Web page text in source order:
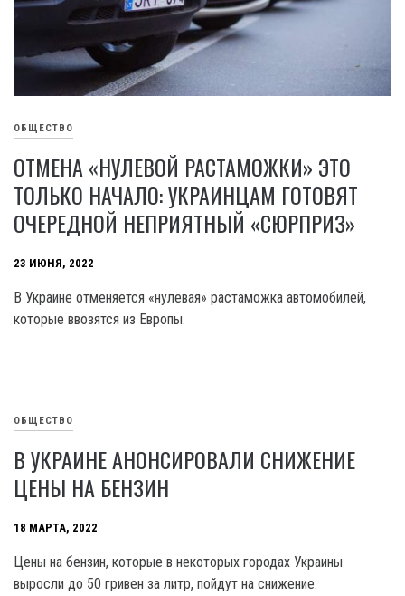
ОБЩЕСТВО
ОТМЕНА «НУЛЕВОЙ РАСТАМОЖКИ» ЭТО
ТОЛЬКО НАЧАЛО: УКРАИНЦАМ ГОТОВЯТ
ОЧЕРЕДНОЙ НЕПРИЯТНЫЙ «СЮРПРИЗ»
23 ИЮНЯ, 2022
В Украине отменяется «нулевая» растаможка автомобилей,
которые ввозятся из Европы.
ОБЩЕСТВО
В УКРАИНЕ АНОНСИРОВАЛИ СНИЖЕНИЕ
ЦЕНЫ НА БЕНЗИН
18 МАРТА, 2022
Цены на бензин, которые в некоторых городах Украины
выросли до 50 гривен за литр, пойдут на снижение.